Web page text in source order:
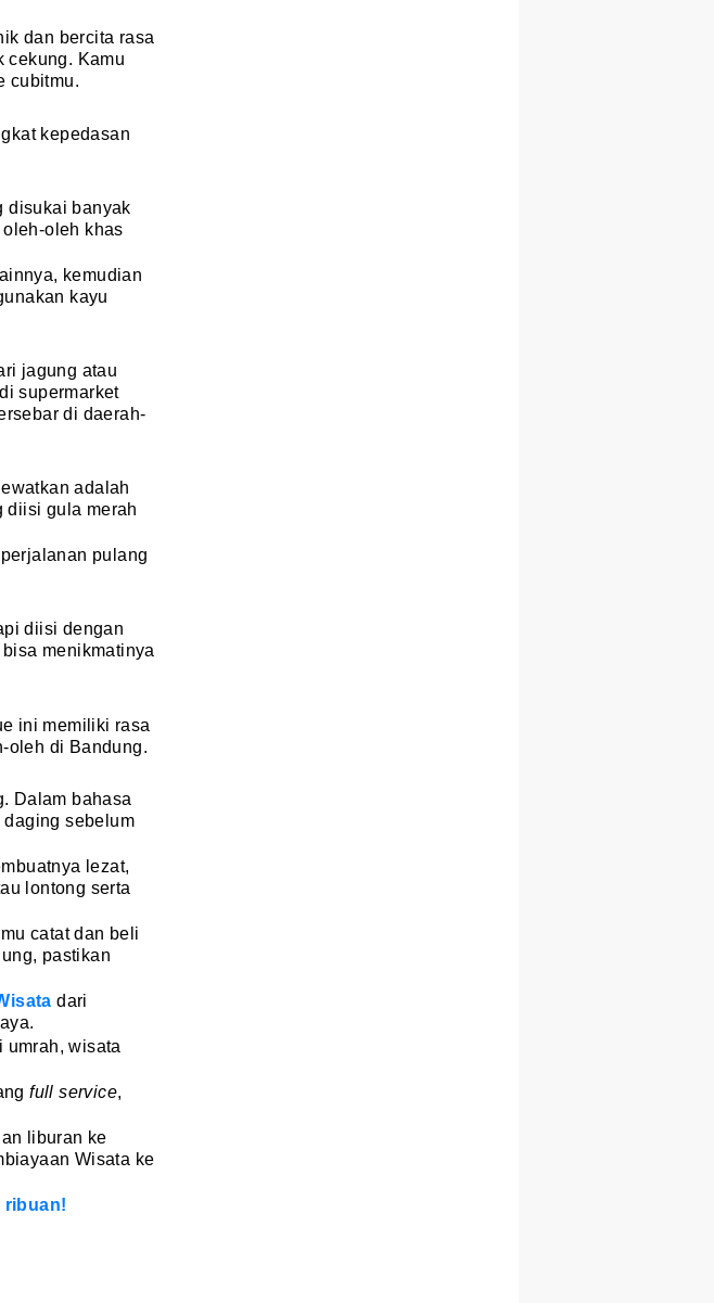
dan bercita rasa
cekung. Kamu
cubitmu.
kepedasan
disukai banyak
oleh khas
kemudian
kayu
jagung atau
supermarket
di daerah-
adalah
diisi gula merah
pulang
diisi dengan
menikmatinya
ini memiliki rasa
oleh di Bandung.
Dalam bahasa
daging sebelum
lezat,
lontong serta
catat dan beli
pastikan
dari
umrah, wisata
full service,
liburan ke
Wisata ke
ribuan!